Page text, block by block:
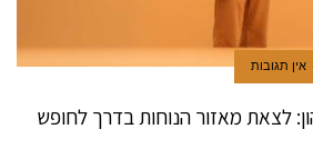
אין תגובות
לצאת מאזור הנוחות בדרך לחופש